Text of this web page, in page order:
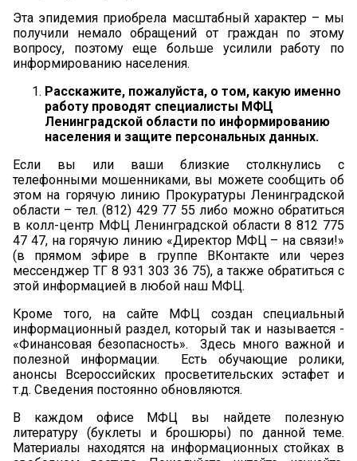
Эта эпидемия приобрела масштабный характер – мы
получили немало обращений от граждан по этому
вопросу, поэтому еще больше усилили работу по
информированию населения.
Расскажите, пожалуйста, о том, какую именно
работу проводят специалисты МФЦ
Ленинградской области по информированию
населения и защите персональных данных.
Если вы или ваши близкие столкнулись с
телефонными мошенниками, вы можете сообщить об
этом на горячую линию Прокуратуры Ленинградской
области – тел. (812) 429 77 55 либо можно обратиться
в колл-центр МФЦ Ленинградской области 8 812 775
47 47, на горячую линию «Директор МФЦ – на связи!»
(в прямом эфире в группе ВКонтакте или через
мессенджер ТГ 8 931 303 36 75), а также обратиться с
этой информацией в любой наш МФЦ.
Кроме того, на сайте МФЦ создан специальный
информационный раздел, который так и называется -
«Финансовая безопасность». Здесь много важной и
полезной информации. Есть обучающие ролики,
анонсы Всероссийских просветительских эстафет и
т.д. Сведения постоянно обновляются.
В каждом офисе МФЦ вы найдете полезную
литературу (буклеты и брошюры) по данной теме.
Материалы находятся на информационных стойках в